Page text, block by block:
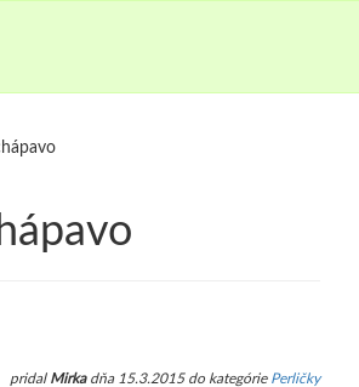
pridal Mirkadňa 15.3.2015 do kategórie Perličky